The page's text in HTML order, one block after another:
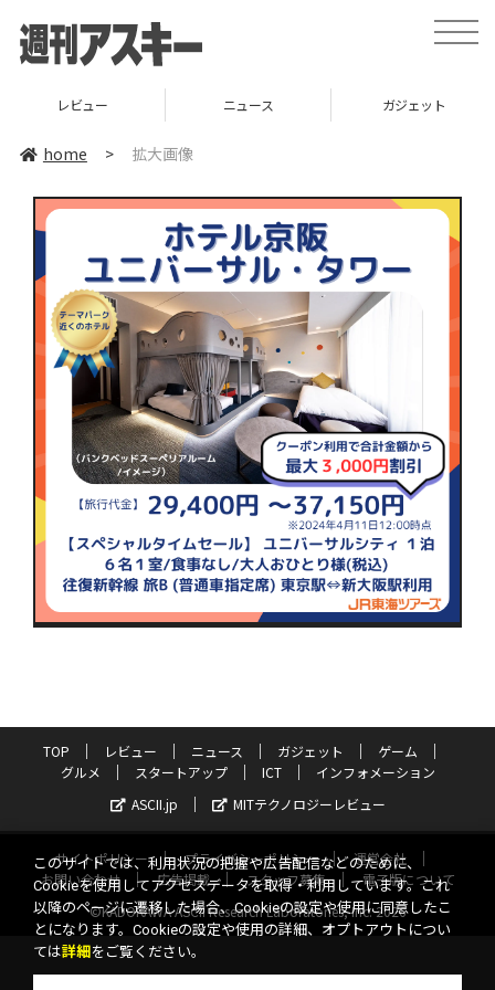
toggle
レビュー ニュース ガジェット
home > 拡大画像
TOP レビュー ニュース ガジェット
ゲーム
グルメ
スタートアップ ICT
インフォメーション
ASCII.jp
MITテクノロジーレビュー
サイトポリシー プライバシーポリシー
運営会社
お問い合わせ
広告掲載 スタッフ募集
電子版について
©KADOKAWA ASCII Research Laboratories, Inc. 2026
このサイトでは、利用状況の把握や広告配信などのために、
Cookieを使用してアクセスデータを取得・利用しています。これ
以降のページに遷移した場合、Cookieの設定や使用に同意したこ
とになります。Cookieの設定や使用の詳細、オプトアウトについ
ては詳細 をご覧ください。